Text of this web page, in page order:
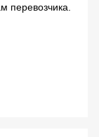
перевозчика.